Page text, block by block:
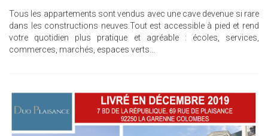
Tous les appartements sont vendus avec une cave devenue si rare
dans les constructions neuves.Tout est accessible à pied et rend
votre quotidien plus pratique et agréable : écoles, services,
commerces, marchés, espaces verts...